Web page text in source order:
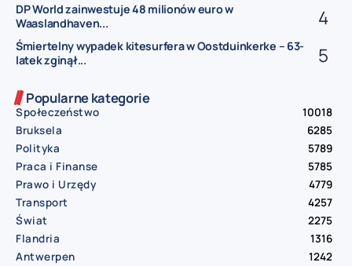
DP World zainwestuje 48 milionów euro w
Waaslandhaven...
Śmiertelny wypadek kitesurfera w Oostduinkerke – 63-
latek zginął...
Popularne kategorie
Społeczeństwo
10018
Bruksela
6285
Polityka
5789
Praca i Finanse
5785
Prawo i Urzędy
4779
Transport
4257
Świat
2275
Flandria
1316
Antwerpen
1242